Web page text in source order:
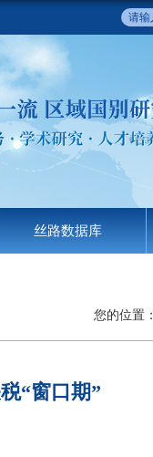
丝路数据库
您的位置：
“窗口期”